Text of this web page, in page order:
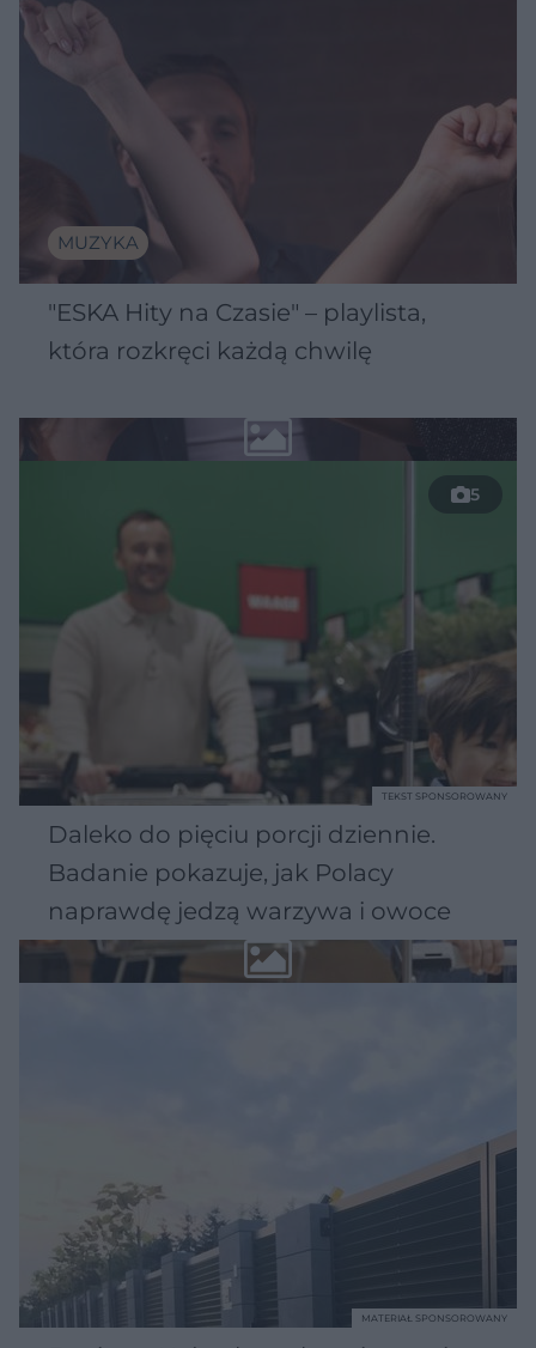
MUZYKA
"ESKA Hity na Czasie" – playlista,
która rozkręci każdą chwilę
5
Daleko do pięciu porcji dziennie.
Badanie pokazuje, jak Polacy
naprawdę jedzą warzywa i owoce
TEKST SPONSOROWANY
MATERIAŁ SPONSOROWANY